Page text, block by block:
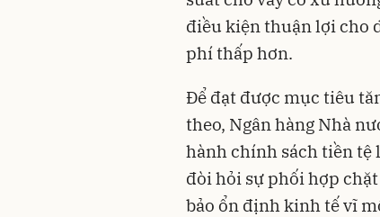
điều kiện thuận lợi cho
phí thấp hơn.
Để đạt được mục tiêu
theo, Ngân hàng Nhà
hành chính sách tiền tệ
đòi hỏi sự phối hợp
bảo ổn định kinh tế vĩ